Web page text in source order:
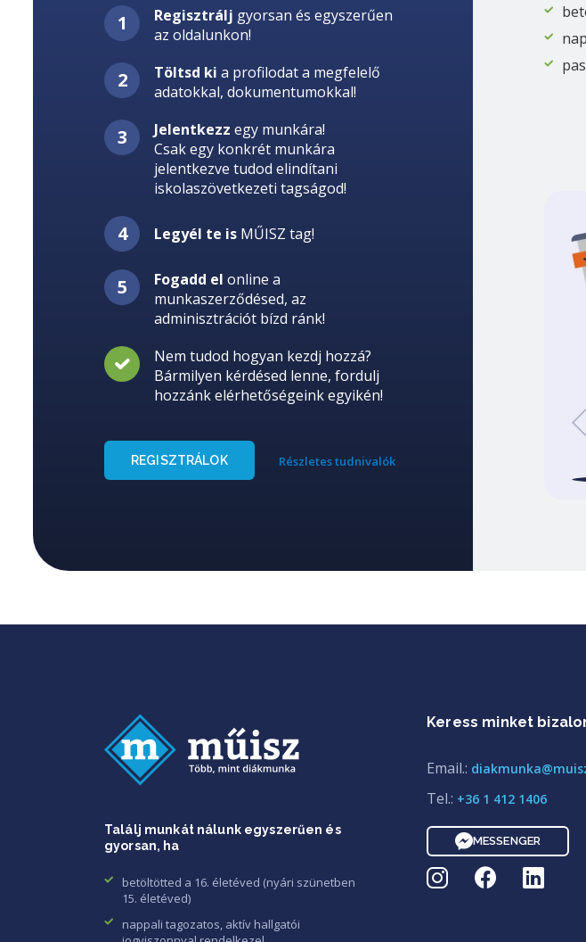
Regisztrálj gyorsan és egyszerűen
az oldalunkon!
Töltsd ki a profilodat a megfelelő
adatokkal, dokumentumokkal!
Jelentkezz egy munkára!
Csak egy konkrét munkára
jelentkezve tudod elindítani
iskolaszövetkezeti tagságod!
Legyél te is MŰISZ tag!
Fogadd el online a
munkaszerződésed, az
adminisztrációt bízd ránk!
Nem tudod hogyan kezdj hozzá?
Bármilyen kérdésed lenne, fordulj
hozzánk elérhetőségeink egyikén!
REGISZTRÁLOK Részletes tudnivalók
Találj munkát nálunk egyszerűen és
gyorsan, ha
betöltötted a 16. életéved (nyári szünetben
15. életéved)
nappali tagozatos, aktív hallgatói
Keress minket
Email.:
Tel.: +36 1 412 1406
MESSENGER